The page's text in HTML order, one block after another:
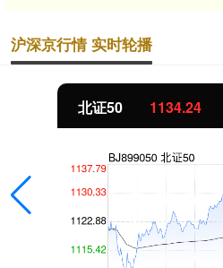
沪深京行情 实时轮播